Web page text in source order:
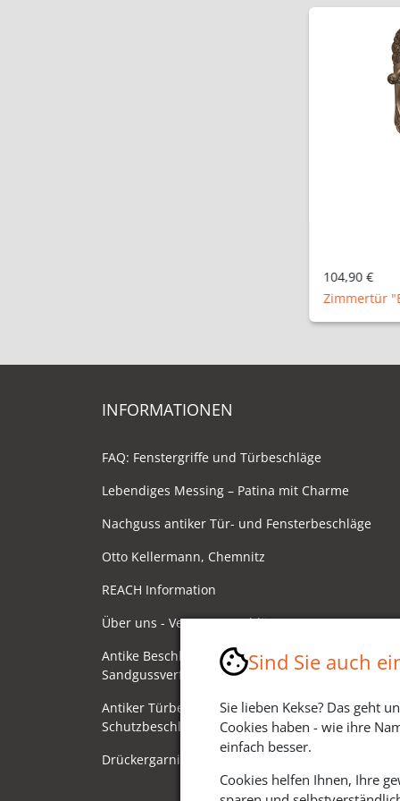
104,90 €
Zimmertür
INFORMATIONEN
FAQ: Fenstergriffe und Türbeschläge
Lebendiges Messing – Patina mit Charme
Nachguss antiker Tür- und Fensterbeschläge
Otto Kellermann, Chemnitz
REACH Information
Über uns - Ventano Beschläge
Antike Beschläge - Herstellung im
Sandgussverfahren
Antiker Türbeschlag als
Schutzbeschlag/Sicherheitsbeschlag
Drückergarnituren mit Drehknauf
Sind Sie auch
Sie lieben Kekse? Das geht
Cookies haben - wie ihre
einfach besser.
Cookies helfen Ihnen, Ihre